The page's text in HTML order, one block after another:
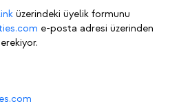
üzerindeki üyelik formunu
e-posta adresi üzerinden